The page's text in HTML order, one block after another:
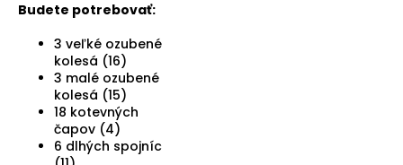
Budete potrebovať:
3 veľké ozubené
kolesá (16)
3 malé ozubené
kolesá (15)
18 kotevných
čapov (4)
6 dlhých spojníc